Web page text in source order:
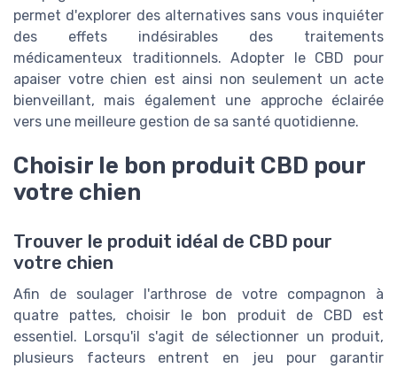
permet d'explorer des alternatives sans vous inquiéter
des effets indésirables des traitements
médicamenteux traditionnels. Adopter le CBD pour
apaiser votre chien est ainsi non seulement un acte
bienveillant, mais également une approche éclairée
vers une meilleure gestion de sa santé quotidienne.
Choisir le bon produit CBD pour
votre chien
Trouver le produit idéal de CBD pour
votre chien
Afin de soulager l'arthrose de votre compagnon à
quatre pattes, choisir le bon produit de CBD est
essentiel. Lorsqu'il s'agit de sélectionner un produit,
plusieurs facteurs entrent en jeu pour garantir